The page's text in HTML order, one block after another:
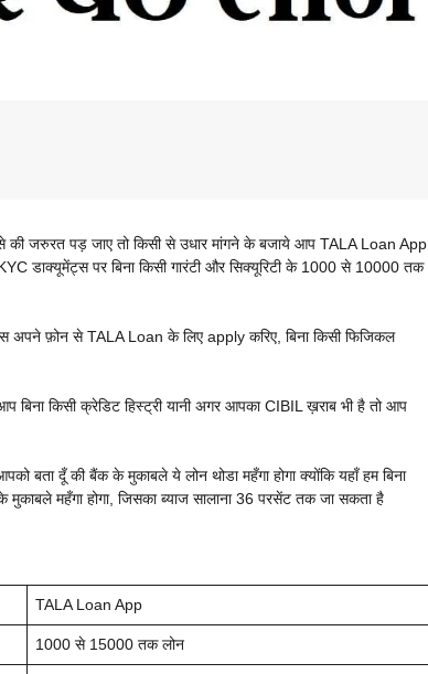
जरुरत पड़ जाए तो किसी से उधार मांगने के बजाये आप TALA Loan App
डाक्यूमेंट्स पर बिना किसी गारंटी और सिक्यूरिटी के 1000 से 10000 तक
अपने फ़ोन से TALA Loan के लिए apply करिए, बिना किसी फिजिकल
किसी क्रेडिट हिस्ट्री यानी अगर आपका CIBIL ख़राब भी है तो आप
दूँ की बैंक के मुकाबले ये लोन थोडा महँगा होगा क्योंकि यहाँ हम बिना
महँगा होगा, जिसका ब्याज सालाना 36 परसेंट तक जा सकता है
TALA Loan App
1000 से 15000 तक लोन